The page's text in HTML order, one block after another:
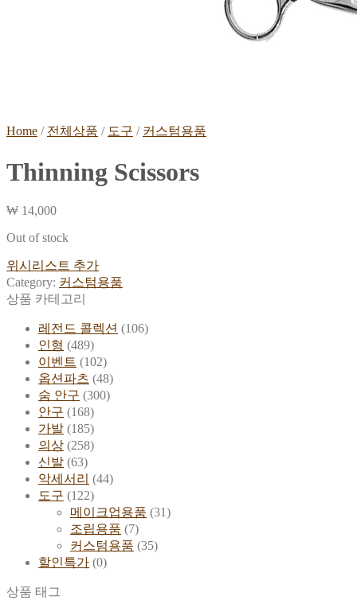
Home / 전체상품 / 도구 / 커스텀용품
Thinning Scissors
₩ 14,000
Out of stock
위시리스트 추가
Category: 커스텀용품
상품 카테고리
레전드 콜렉션 (106)
인형 (489)
이벤트 (102)
옵션파츠 (48)
숨 안구 (300)
안구 (168)
가발 (185)
의상 (258)
신발 (63)
악세서리 (44)
도구 (122)
메이크업용품 (31)
조립용품 (7)
커스텀용품 (35)
할인특가 (0)
상품 태그